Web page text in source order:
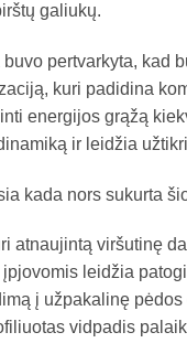
galiukų.
buvo pertvarkyta, kad
kuri padidina
energijos grąžą
ir leidžia
kada nors sukurta
atnaujintą viršutinę
leidžia
į užpakalinę
vidpadis